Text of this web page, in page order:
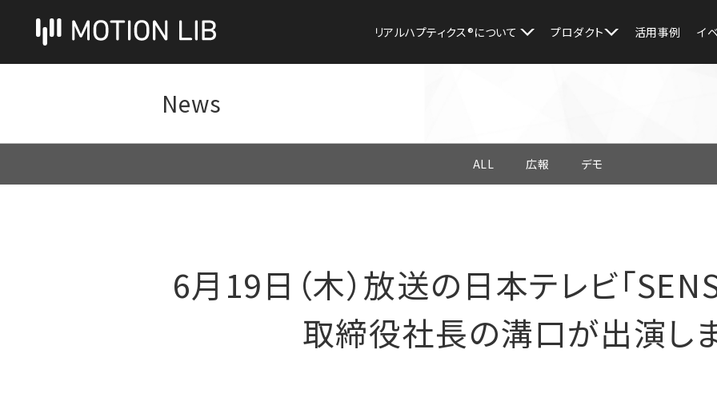
リアルハプティクス®︎について プロダクト 活用事例 イ
News
ALL 広報 デモ
6月19日（木）放送の日本テレビ「
取締役社長の溝口が出演しま